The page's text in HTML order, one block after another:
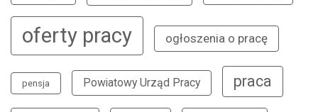
oferty pracy ogłoszenia o pracę
pensja Powiatowy Urząd Pracy praca